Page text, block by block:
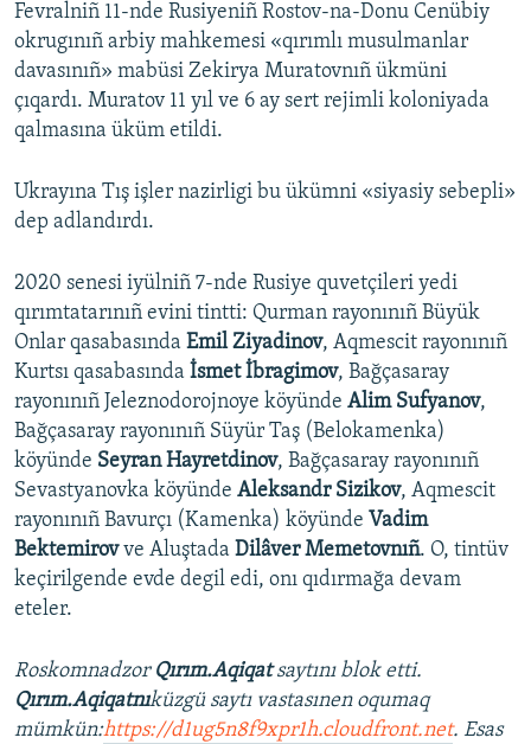
Fevralniñ 11-nde Rusiyeniñ Rostov-na-Donu Cenübiy
okrugınıñ arbiy mahkemesi «qırımlı musulmanlar
davasınıñ» mabüsi Zekirya Muratovnıñ ükmüni
çıqardı. Muratov 11 yıl ve 6 ay sert rejimli koloniyada
qalmasına üküm etildi.
Ukrayına Tış işler nazirligi bu ükümni «siyasiy sebepli»
dep adlandırdı.
2020 senesi iyülniñ 7-nde Rusiye quvetçileri yedi
qırımtatarınıñ evini tintti: Qurman rayonınıñ Büyük
Onlar qasabasında Emil Ziyadinov, Aqmescit rayonınıñ
Kurtsı qasabasında İsmet İbragimov, Bağçasaray
rayonınıñ Jeleznodorojnoye köyünde Alim Sufyanov,
Bağçasaray rayonınıñ Süyür Taş (Belokamenka)
köyünde Seyran Hayretdinov, Bağçasaray rayonınıñ
Sevastyanovka köyünde Aleksandr Sizikov, Aqmescit
rayonınıñ Bavurçı (Kamenka) köyünde Vadim
Bektemirovve Aluştada Dilâver Memetovnıñ. O, tintüv
keçirilgende evde degil edi, onı qıdırmağa devam
eteler.
Roskomnadzor Qırım.Aqiqatsaytını blok etti.
Qırım.Aqiqatnıküzgü saytı vastasınen oqumaq
mümkün:https://d1ug5n8f9xpr1h.cloudfront.net. Esas